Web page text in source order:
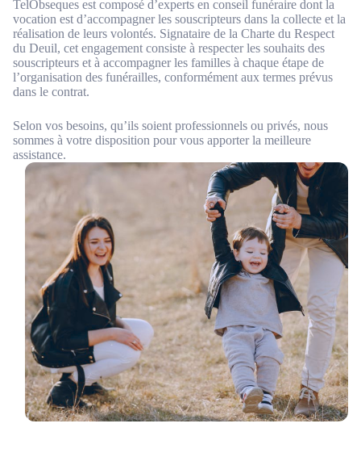
TelObseques est composé d’experts en conseil funéraire dont la
vocation est d’accompagner les souscripteurs dans la collecte et la
réalisation de leurs volontés. Signataire de la Charte du Respect
du Deuil, cet engagement consiste à respecter les souhaits des
souscripteurs et à accompagner les familles à chaque étape de
l’organisation des funérailles, conformément aux termes prévus
dans le contrat.
Selon vos besoins, qu’ils soient professionnels ou privés, nous
sommes à votre disposition pour vous apporter la meilleure
assistance.